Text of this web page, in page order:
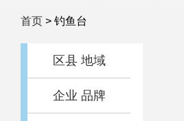
首页 > 钓鱼台
区县 地域
企业 品牌